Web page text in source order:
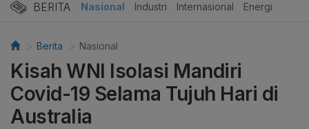
BERITA Nasional Industri Internasional Energi
Berita Nasional
Kisah WNI Isolasi Mandiri
Covid-19 Selama Tujuh Hari di
Australia